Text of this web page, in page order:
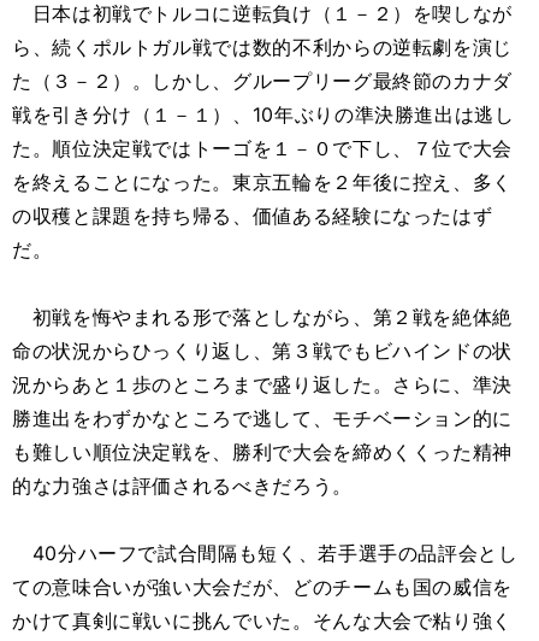
日本は初戦でトルコに逆転負け（１－２）を喫しなが
ら、続くポルトガル戦では数的不利からの逆転劇を演じ
た（３－２）。しかし、グループリーグ最終節のカナダ
戦を引き分け（１－１）、10年ぶりの準決勝進出は逃し
た。順位決定戦ではトーゴを１－０で下し、７位で大会
を終えることになった。東京五輪を２年後に控え、多く
の収穫と課題を持ち帰る、価値ある経験になったはず
だ。
初戦を悔やまれる形で落としながら、第２戦を絶体絶
命の状況からひっくり返し、第３戦でもビハインドの状
況からあと１歩のところまで盛り返した。さらに、準決
勝進出をわずかなところで逃して、モチベーション的に
も難しい順位決定戦を、勝利で大会を締めくくった精神
的な力強さは評価されるべきだろう。
40分ハーフで試合間隔も短く、若手選手の品評会とし
ての意味合いが強い大会だが、どのチームも国の威信を
かけて真剣に戦いに挑んでいた。そんな大会で粘り強く